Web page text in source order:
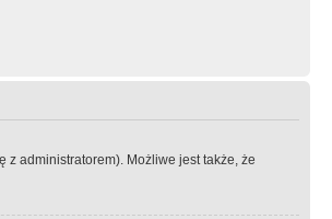
z administratorem). Możliwe jest także, że